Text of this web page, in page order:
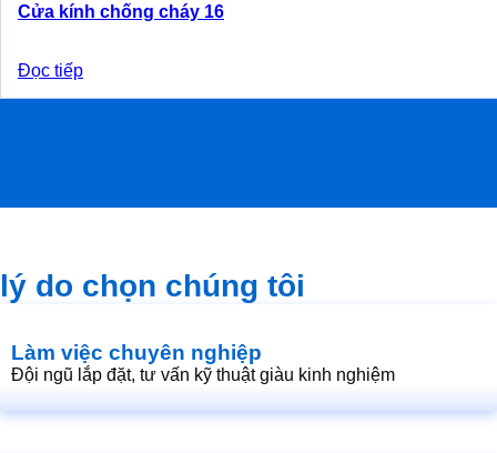
Cửa kính chống cháy 16
Đọc tiếp
lý do chọn chúng tôi
Làm việc chuyên nghiệp
Đội ngũ lắp đặt, tư vấn kỹ thuật giàu kinh nghiệm